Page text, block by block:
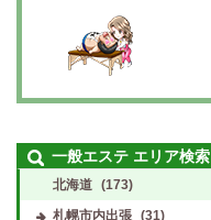
一般エステ エリア検索
北海道 (173)
札幌市内出張 (31)